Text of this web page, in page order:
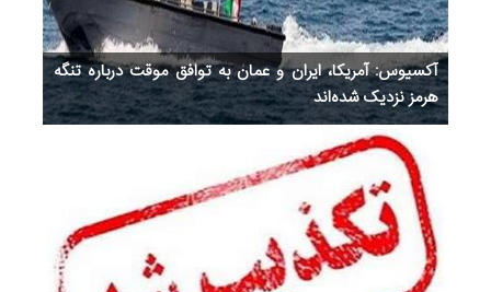
آکسیوس: آمریکا، ایران و عمان به توافق موقت درباره تنگه
هرمز نزدیک شده‌اند
Previous